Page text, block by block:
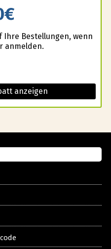
Ihre Bestellungen, wenn
anmelden.
anzeigen